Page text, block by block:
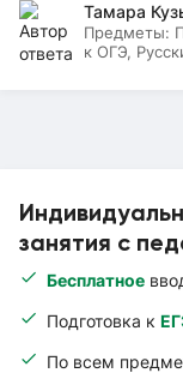
занятия с
Бесплатное
Подготовка к
По всем
Тамара
Предметы:
к ОГЭ,